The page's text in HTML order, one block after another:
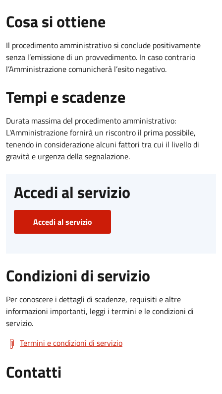
Cosa si ottiene
Il procedimento amministrativo si conclude positivamente
senza l’emissione di un provvedimento. In caso contrario
l’Amministrazione comunicherà l’esito negativo.
Tempi e scadenze
Durata massima del procedimento amministrativo:
L'Amministrazione fornirà un riscontro il prima possibile,
tenendo in considerazione alcuni fattori tra cui il livello di
gravità e urgenza della segnalazione.
Accedi al servizio
Accedi al servizio
Condizioni di servizio
Per conoscere i dettagli di scadenze, requisiti e altre
informazioni importanti, leggi i termini e le condizioni di
servizio.
Termini e condizioni di servizio
Contatti